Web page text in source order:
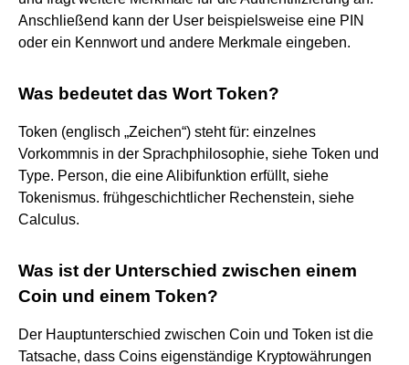
Anschließend kann der User beispielsweise eine PIN
oder ein Kennwort und andere Merkmale eingeben.
Was bedeutet das Wort Token?
Token (englisch „Zeichen“) steht für: einzelnes
Vorkommnis in der Sprachphilosophie, siehe Token und
Type. Person, die eine Alibifunktion erfüllt, siehe
Tokenismus. frühgeschichtlicher Rechenstein, siehe
Calculus.
Was ist der Unterschied zwischen einem
Coin und einem Token?
Der Hauptunterschied zwischen Coin und Token ist die
Tatsache, dass Coins eigenständige Kryptowährungen